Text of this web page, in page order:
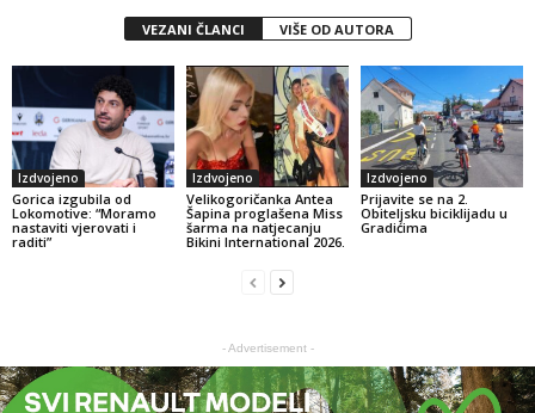
VEZANI ČLANCI VIŠE OD AUTORA
Izdvojeno
Gorica izgubila od
Lokomotive: “Moramo
nastaviti vjerovati i
raditi”
Izdvojeno
Velikogoričanka Antea
Šapina proglašena Miss
šarma na natjecanju
Bikini International 2026.
Izdvojeno
Prijavite se na 2.
Obiteljsku biciklijadu u
Gradićima
- Advertisement -